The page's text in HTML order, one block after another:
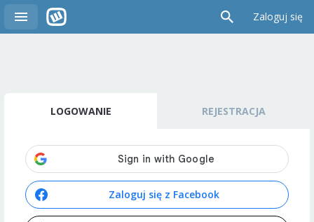
Zaloguj się
LOGOWANIE REJESTRACJA
Zaloguj się z Facebook